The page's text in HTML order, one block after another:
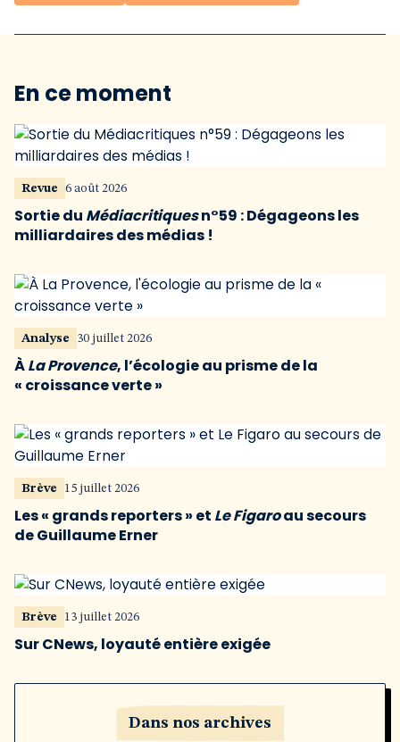
En ce moment
Revue 6 août 2026
Sortie du Médiacritiquesn°59 : Dégageons les
milliardaires des médias !
Analyse 30 juillet 2026
ÀLa Provence, l’écologie au prisme de la
« croissance verte »
Brève 15 juillet 2026
Les « grands reporters » et Le Figaroau secours
de Guillaume Erner
Brève 13 juillet 2026
Sur CNews, loyauté entière exigée
Dans nos archives